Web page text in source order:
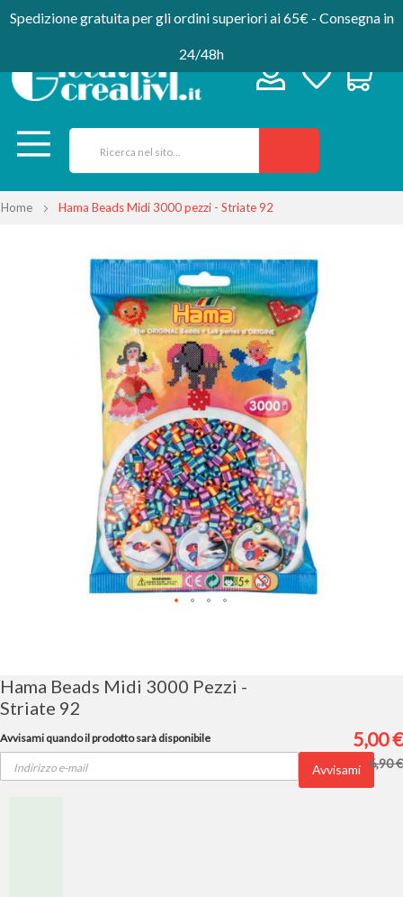
Spedizione gratuita per gli ordini superiori ai 65€ - Consegna in
24/48h
Home Hama Beads Midi 3000 pezzi - Striate 92
galleria
di
immagini
Hama Beads Midi 3000 Pezzi -
Striate 92
5,00 €
6,90 €
Avvisami quando il prodotto sarà disponibile
Avvisami